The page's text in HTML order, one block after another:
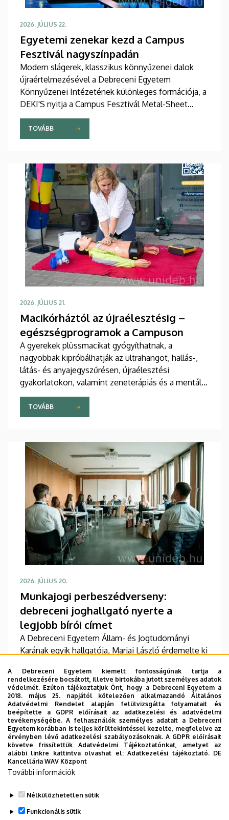
2026. JÚLIUS 22.
Egyetemi zenekar kezd a Campus
Fesztivál nagyszínpadán
Modern slágerek, klasszikus könnyűzenei dalok
újraértelmezésével a Debreceni Egyetem
Könnyűzenei Intézetének különleges formációja, a
DEKI'S nyitja a Campus Fesztivál Metal-Sheet
Nagyszínpadának programját. Az együttes a kortárs
könnyűzene alapképzési szak hallgatóiból
verbuválódott, de a tagság folyamatos
ugyanaz. A minőségre minden esetben garanciát
jelent a hallgatók lelkesedése, kiemelkedő
tehetsége.
TOVÁBB
2026. JÚLIUS 21.
Macikórháztól az újraélesztésig –
egészségprogramok a Campuson
A gyerekek plüssmacikat gyógyíthatnak, a
nagyobbak kipróbálhatják az ultrahangot, hallás-,
látás- és anyajegyszűrésen, újraélesztési
gyakorlatokon, valamint zeneterápiás és a mentális
egészséget támogató prevenciós foglalkozásokon
is részt vehetnek a július 22-én kezdődő Campus
Fesztiválon. A Debreceni Egyetem Klinikai
sokszínű programokat kínál a fesztiválozóknak az
Egyetem téren felállított faházaknál, illetve a
Sportdiagnosztikai, Életmód- és Terápiás
Központban.
TOVÁBB
2026. JÚLIUS 20.
Munkajogi perbeszédverseny:
debreceni joghallgató nyerte a
legjobb bírói címet
A Debreceni Egyetem Állam- és Jogtudományi
Karának egyik hallgatója, Marjai László érdemelte ki
Moot Court Competition elnevezésű, rangos
nemzetközi munkajogi perbeszédversenyen. A
rendezvény szervezőbizottságának elnöki tisztét a
DE ÁJK egyik oktatója töltötte be.
TOVÁBB
Oldalszámozás
Jelenlegi
1
Oldal
2
Oldal
A Debreceni Egyetem kiemelt fontosságúnak tartja a
rendelkezésére bocsátott, illetve birtokába jutott személyes adatok
védelmét. Ezúton tájékoztatjuk Önt, hogy a Debreceni Egyetem a
2018. május 25. napjától kötelezően alkalmazandó Általános
Adatvédelmi Rendelet alapján felülvizsgálta folyamatait és
beépítette a GDPR előírásait az adatkezelési és adatvédelmi
tevékenységébe. A felhasználók személyes adatait a Debreceni
Egyetem korábban is teljes körültekintéssel kezelte, megfelelve az
érvényben lévő adatkezelési szabályozásoknak. A GDPR előírásait
követve frissítettük Adatvédelmi Tájékoztatónkat, amelyet az
alábbi linkre kattintva olvashat el:Adatkezelési tájékoztató. DE
Kancellária WAV Központ
További információk
Nélkülözhetetlen sütik
Funkcionális sütik